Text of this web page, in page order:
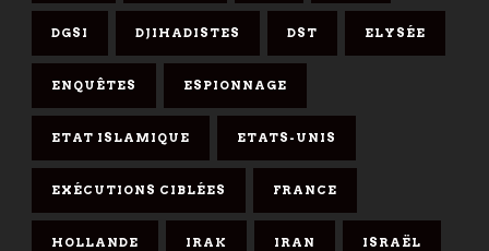
DGSI DJIHADISTES DST ELYSÉE
ENQUÊTES ESPIONNAGE
ETAT ISLAMIQUE ETATS-UNIS
EXÉCUTIONS CIBLÉES FRANCE
HOLLANDE IRAK IRAN ISRAËL